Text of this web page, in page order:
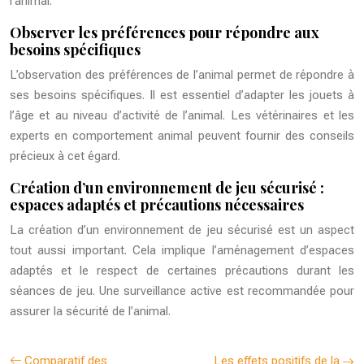
Observer les préférences pour répondre aux
besoins spécifiques
L’observation des préférences de l’animal permet de répondre à
ses besoins spécifiques. Il est essentiel d’adapter les jouets à
l’âge et au niveau d’activité de l’animal. Les vétérinaires et les
experts en comportement animal peuvent fournir des conseils
précieux à cet égard.
Création d’un environnement de jeu sécurisé :
espaces adaptés et précautions nécessaires
La création d’un environnement de jeu sécurisé est un aspect
tout aussi important. Cela implique l’aménagement d’espaces
adaptés et le respect de certaines précautions durant les
séances de jeu. Une surveillance active est recommandée pour
assurer la sécurité de l’animal.
Comparatif des Les effets positifs de la